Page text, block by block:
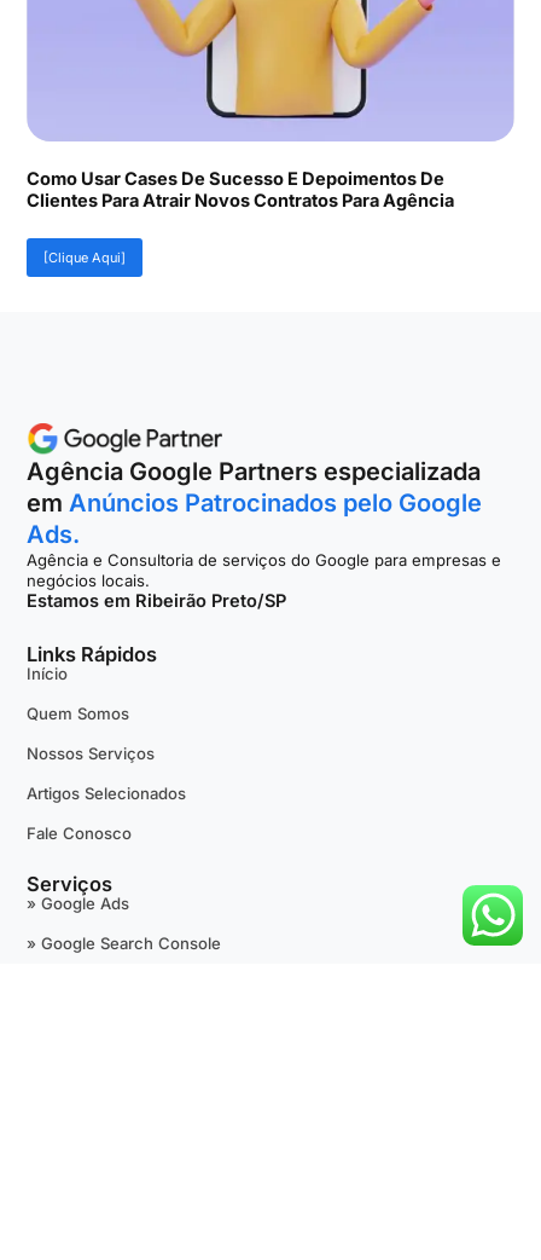
Como Usar Cases De Sucesso E Depoimentos De
Clientes Para Atrair Novos Contratos Para Agência
[Clique Aqui]
Agência Google Partners especializada
em Anúncios Patrocinados pelo Google
Ads.
Agência e Consultoria de serviços do Google para empresas e
negócios locais.
Estamos em Ribeirão Preto/SP
Links Rápidos
Início
Quem Somos
Nossos Serviços
Artigos Selecionados
Fale Conosco
Serviços
» Google Ads
» Google Search Console